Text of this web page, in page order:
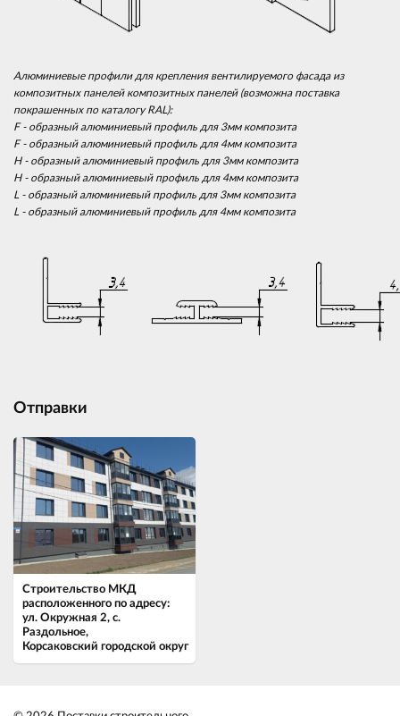
Алюминиевые профили для крепления вентилируемого фасада из
композитных панелей композитных панелей (возможна поставка
покрашенных по каталогу RAL):
F - образный алюминиевый профиль для 3мм композита
F - образный алюминиевый профиль для 4мм композита
H - образный алюминиевый профиль для 3мм композита
H - образный алюминиевый профиль для 4мм композита
L - образный алюминиевый профиль для 3мм композита
L - образный алюминиевый профиль для 4мм композита
Отправки
Строительство МКД
расположенного по адресу:
ул. Окружная 2, с.
Раздольное,
Корсаковский городской округ